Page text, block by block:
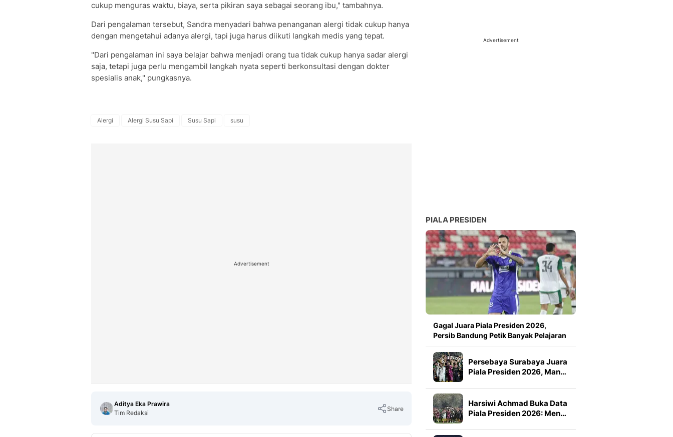
cukup menguras waktu, biaya, serta pikiran saya sebagai seorang ibu," tambahnya.
Dari pengalaman tersebut, Sandra menyadari bahwa penanganan alergi tidak cukup hanya
dengan mengetahui adanya alergi, tapi juga harus diikuti langkah medis yang tepat.
"Dari pengalaman ini saya belajar bahwa menjadi orang tua tidak cukup hanya sadar alergi
saja, tetapi juga perlu mengambil langkah nyata seperti berkonsultasi dengan dokter
spesialis anak," pungkasnya.
Alergi Alergi Susu Sapi Susu Sapi susu
Advertisement
Aditya Eka Prawira
Tim Redaksi
Share
Advertisement
PIALA PRESIDEN
Gagal Juara Piala Presiden 2026,
Persib Bandung Petik Banyak Pelajaran
Persebaya Surabaya Juara
Piala Presiden 2026, Man…
Harsiwi Achmad Buka Data
Piala Presiden 2026: Men…